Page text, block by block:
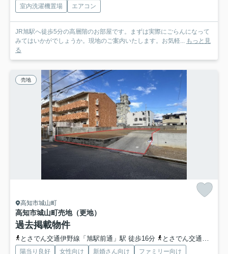
室内洗濯機置場
エアコン
JR旭駅へ徒歩5分の高層階のお部屋です。まずは実際にごらんになって
みてはいかがでしょうか。現地のご案内いたします。お気軽...
もっと見
る
売地
高知市城山町
高知市城山町売地（更地）
過去掲載物件
とさでん交通伊野線「旭駅前通」駅 徒歩16分 とさでん交通「城山町（高知県）」バス停下車 徒歩2分
陽当り良好 女性向け 新婚さん向け ファミリー向け